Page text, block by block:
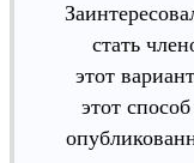
стать
этот
этот